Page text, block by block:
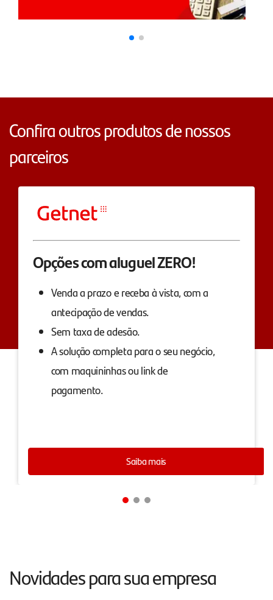
Confira outros produtos de nossos
parceiros
Opções com aluguel ZERO!
Venda a prazo e receba à vista, com a
antecipação de vendas.
Sem taxa de adesão.
A solução completa para o seu negócio,
com maquininhas ou link de
pagamento.
Saiba mais
Novidades para sua empresa